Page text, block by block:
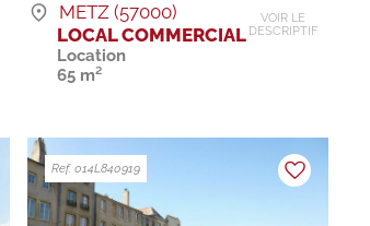
VOIR LE
DESCRIPTIF
METZ (57000)
LOCAL COMMERCIAL
Location
65 m²
Ref. 014L840919